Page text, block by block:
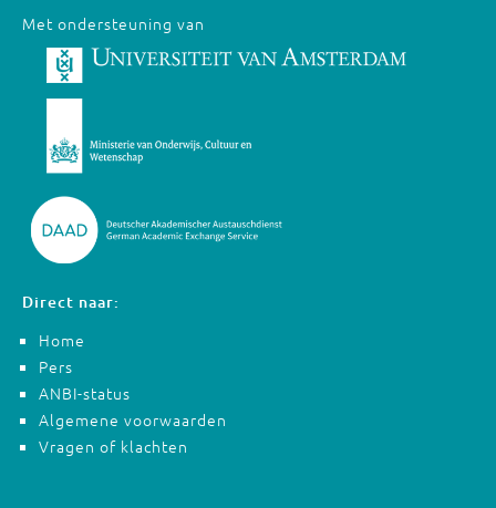
Met ondersteuning van
Direct naar:
Home
Pers
ANBI-status
Algemene voorwaarden
Vragen of klachten